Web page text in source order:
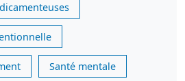
Santé mentale